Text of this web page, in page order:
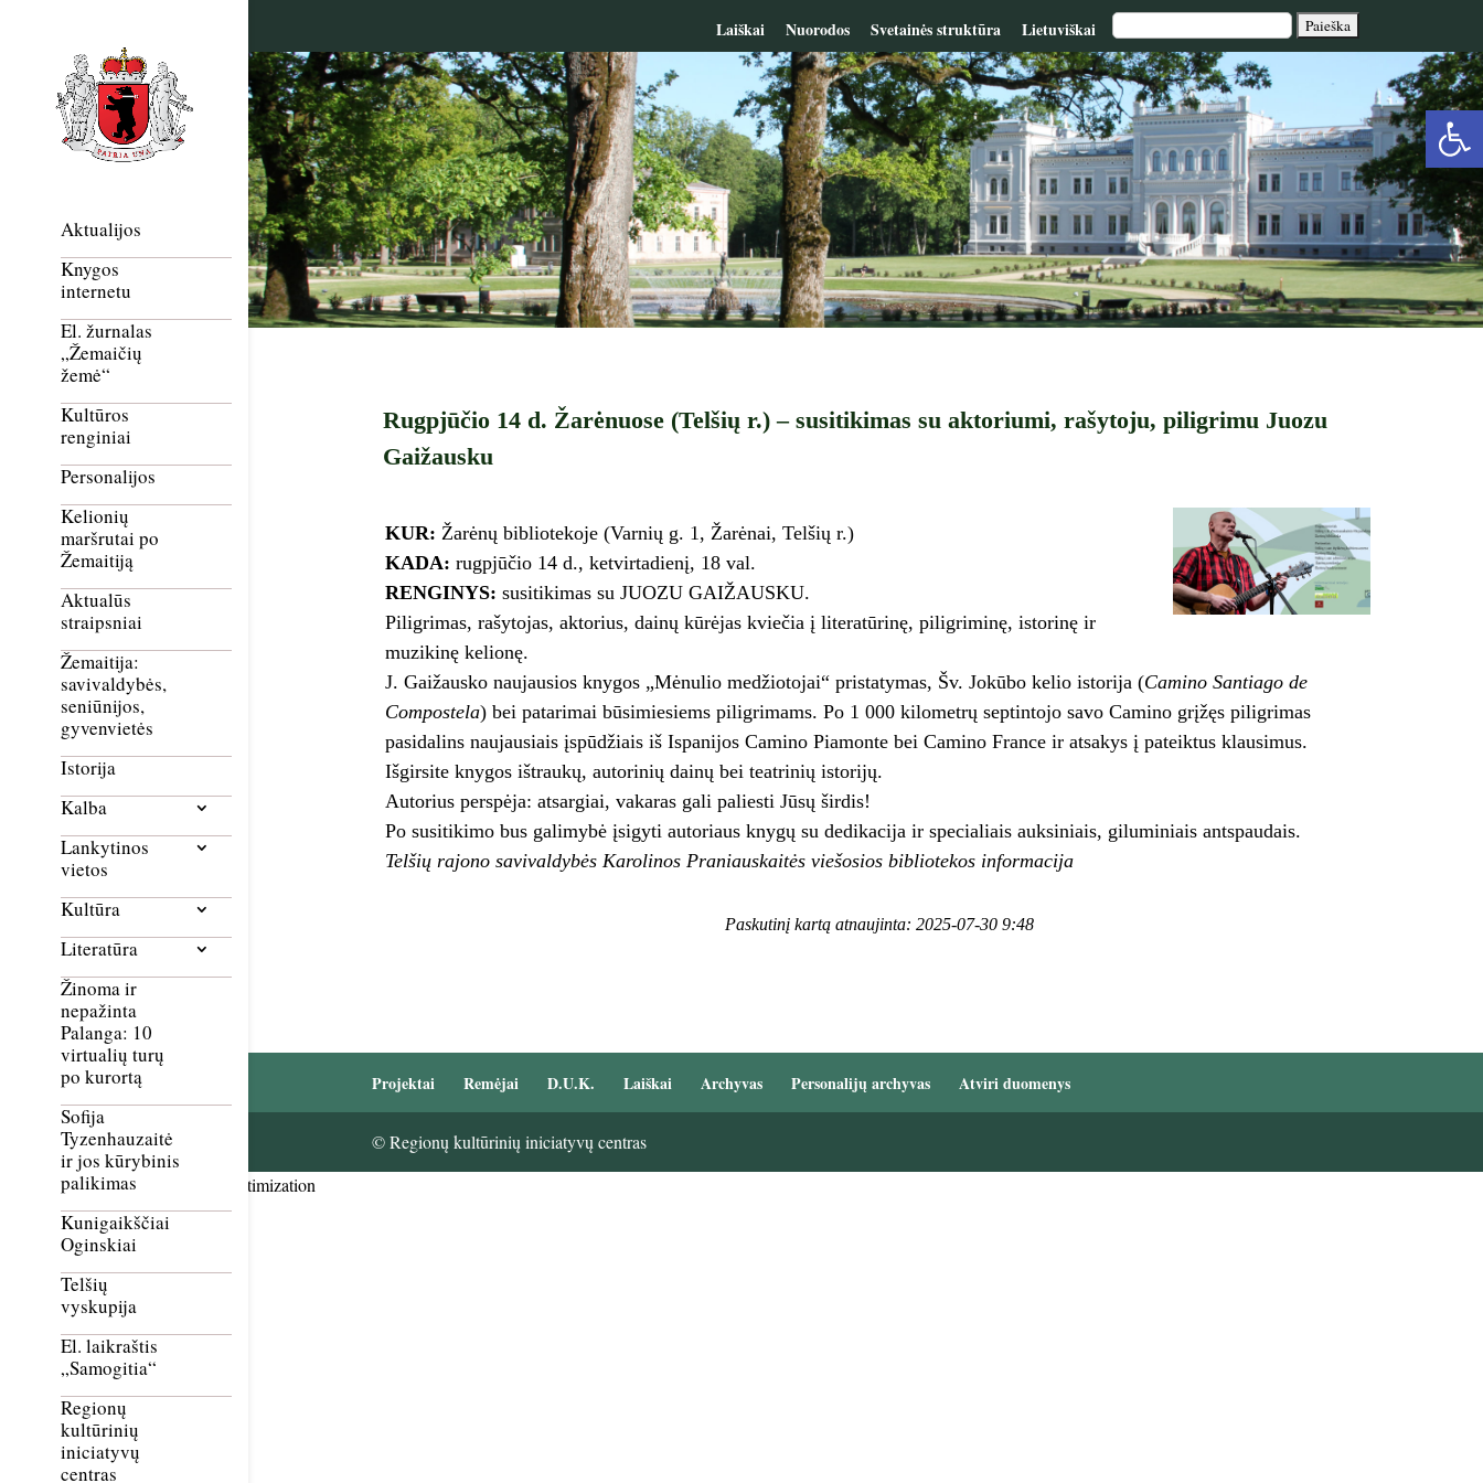
Laiškai Nuorodos Svetainės struktūra Lietuviškai
Aktualijos
Knygos
internetu
El. žurnalas
„Žemaičių
žemė“
Kultūros
renginiai
Personalijos
Kelionių
maršrutai po
Žemaitiją
Aktualūs
straipsniai
Žemaitija:
savivaldybės,
seniūnijos,
gyvenvietės
Istorija
Kalba
Lankytinos
vietos
Kultūra
Literatūra
Žinoma ir
nepažinta
Palanga: 10
virtualių turų
po kurortą
Sofija
Tyzenhauzaitė
ir jos kūrybinis
palikimas
Kunigaikščiai
Oginskiai
Telšių
vyskupija
El. laikraštis
„Samogitia“
Regionų
kultūrinių
iniciatyvų
centras
Rugpjūčio 14 d. Žarėnuose (Telšių r.) – susitikimas su aktoriumi, rašytoju, piligrimu Juozu
Gaižausku
KUR: Žarėnų bibliotekoje (Varnių g. 1, Žarėnai, Telšių r.)
KADA: rugpjūčio 14 d., ketvirtadienį, 18 val.
RENGINYS: susitikimas su JUOZU GAIŽAUSKU.
Piligrimas, rašytojas, aktorius, dainų kūrėjas kviečia į literatūrinę, piligriminę, istorinę ir
muzikinę kelionę.
J. Gaižausko naujausios knygos „Mėnulio medžiotojai“ pristatymas, Šv. Jokūbo kelio istorija (Camino Santiago de
Compostela) bei patarimai būsimiesiems piligrimams. Po 1 000 kilometrų septintojo savo Camino grįžęs piligrimas
pasidalins naujausiais įspūdžiais iš Ispanijos Camino Piamonte bei Camino France ir atsakys į pateiktus klausimus.
Išgirsite knygos ištraukų, autorinių dainų bei teatrinių istorijų.
Autorius perspėja: atsargiai, vakaras gali paliesti Jūsų širdis!
Po susitikimo bus galimybė įsigyti autoriaus knygų su dedikacija ir specialiais auksiniais, giluminiais antspaudais.
Telšių rajono savivaldybės Karolinos Praniauskaitės viešosios bibliotekos informacija
Paskutinį kartą atnaujinta: 2025-07-30 9:48
Projektai Remėjai D.U.K. Laiškai Archyvas Personalijų archyvas Atviri duomenys
© Regionų kultūrinių iniciatyvų centras
Smush Image Compression and Optimization